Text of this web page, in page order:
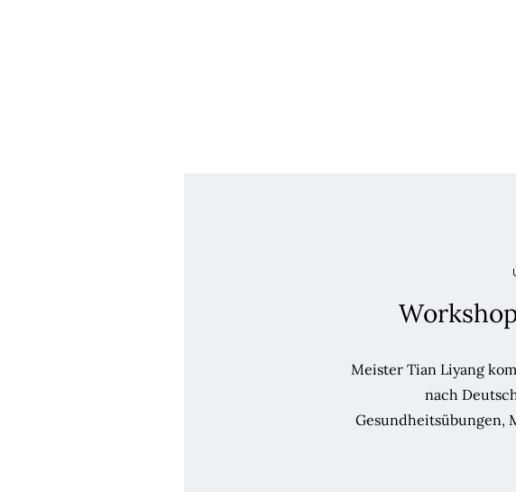
Meister Tian Liyang
nach
Gesundheitsübungen,